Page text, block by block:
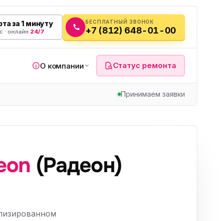
за 1 минуту
· онлайн 24/7
БЕСПЛАТНЫЙ ЗВОНОК
+7 (812) 648-01-00
О компании Статус ремонта
Принимаем заявки
(Радеон)